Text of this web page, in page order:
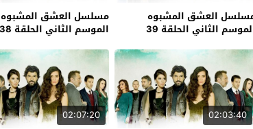
العشق المشبوه
الثاني الحلقة 39
مسلسل العشق المشبوه
الموسم الثاني الحلقة 38
02:03:40
02:07:20